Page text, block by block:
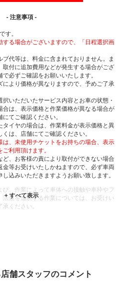
- 注意事項 -
す。
る場合がございますので、「日程選択画
代等は、料金に含まれておりません。ま
取付に追加費用などが発生する場合がござ
必ずご確認をお願いいたします。
より価格が異なりますので、予めご了承
いただいたサービス内容とお車の状態・
合は、表示価格と作業価格が異なる場合が
てご確認ください。
イヤの場合は、作業料金が表示価格と異
は、店舗にてご確認ください。
、未使用チケットをお持ちの場合、表示
利用頂けます。
、お客様の責により取付ができない場合
金等お受けいたしかねますので、必ず車両
込みいただきますようお願い致します。
、作業によって車体への接触や車枠やフ
法規を逸脱する作業については、お受けい
ください。
舗スタッフのコメント